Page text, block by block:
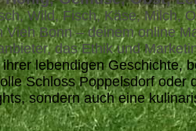
Wild, Fisch, Käse, Milch,
Bonn – deinem online
das Ethik und
lebendigen Geschichte,
Schloss Poppelsdorf
sondern auch eine